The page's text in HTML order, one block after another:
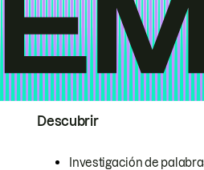
Descubrir
Investigación de